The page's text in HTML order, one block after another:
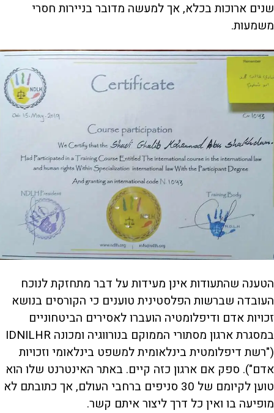
שנים ארוכות בכלא, אך למעשה מדובר בניירות חסרי
משמעות.
הטענה שהתעודות אינן מעידות על דבר מתחזקת לנוכח
העובדה שברשות הפלסטינית טוענים כי הקורסים בנושא
זכויות אדם ודיפלומטיה הועברו לאסירים הביטחוניים
במסגרת ארגון מסתורי הממוקם בנורווגיה ומכונה IDNILHR
("רשת דיפלומטית בינלאומית למשפט בינלאומי וזכויות
אדם"). ספק אם ארגון כזה קיים. באתר האינטרנט שלו הוא
טוען לקיומם של 30 סניפים ברחבי העולם, אך כתובתם לא
מופיעה בו ואין כל דרך ליצור איתם קשר.